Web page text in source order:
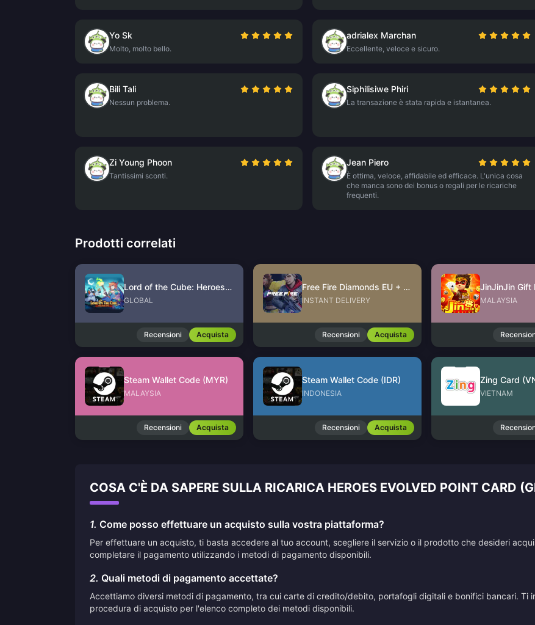
Yo Sk
Molto, molto bello.
adrialex Marchan
Eccellente, veloce e sicuro.
Bili Tali
Nessun problema.
Siphilisiwe Phiri
La transazione è stata rapida e istantanea.
Zi Young Phoon
Tantissimi sconti.
Jean Piero
È ottima, veloce, affidabile ed efficace. L'unica cosa
che manca sono dei bonus o regali per le ricariche
frequenti.
Prodotti correlati
Lord of the Cube: Heroes RPG Voucher
GLOBAL
Recensioni Acquista
Free Fire Diamonds EU + TR
INSTANT DELIVERY
Recensioni Acquista
MALAYSIA
Steam Wallet Code (MYR)
MALAYSIA
Recensioni Acquista
Steam Wallet Code (IDR)
INDONESIA
Recensioni Acquista
Zing Card
VIETNAM
COSA C'È DA SAPERE SULLA RICARICA HEROES EVOLVED POINT CARD
1. Come posso effettuare un acquisto sulla vostra piattaforma?
Per effettuare un acquisto, ti basta accedere al tuo account, scegliere il servizio o il prodotto che desideri
completare il pagamento utilizzando i metodi di pagamento disponibili.
2. Quali metodi di pagamento accettate?
Accettiamo diversi metodi di pagamento, tra cui carte di credito/debito, portafogli digitali e bonifici bancari. Ti
procedura di acquisto per l'elenco completo dei metodi disponibili.